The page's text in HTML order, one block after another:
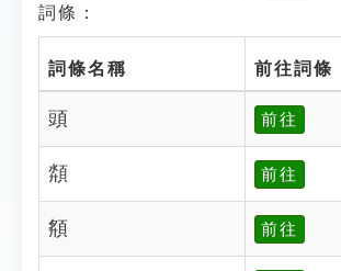
詞條：
詞條名稱 前往詞條
頭 前往
頮 前往
頯 前往